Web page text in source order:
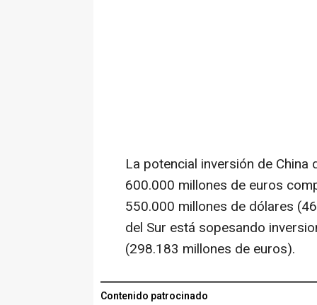
La potencial inversión de
600.000 millones de euros
550.000 millones de dólares
del Sur está sopesando
(298.183 millones de euros).
Contenido patrocinado